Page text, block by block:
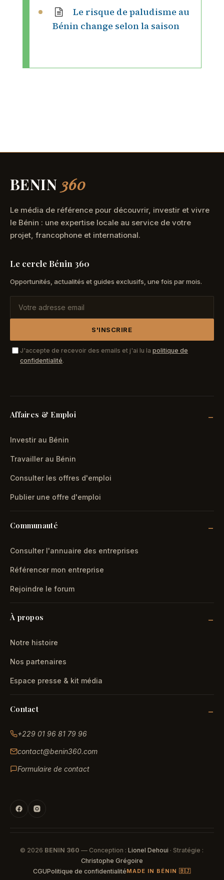
Le risque de paludisme au
Bénin change selon la saison
BENIN 360
Le média de référence pour découvrir, investir et vivre
le Bénin : une expertise locale au service de votre
projet, francophone et international.
Le cercle Bénin 360
Opportunités, actualités et guides exclusifs, une fois par mois.
S'INSCRIRE
J'accepte de recevoir des emails et j'ai lu la politique de
confidentialité.
Affaires & Emploi
Investir au Bénin
Travailler au Bénin
Consulter les offres d'emploi
Publier une offre d'emploi
Communauté
Consulter l'annuaire des entreprises
Référencer mon entreprise
Rejoindre le forum
À propos
Notre histoire
Nos partenaires
Espace presse & kit média
Contact
+229 01 96 81 79 96
contact@benin360.com
Formulaire de contact
© 2026 BENIN 360 — Conception :Lionel Dehoui · Stratégie :
Christophe Grégoire
CGUPolitique de confidentialitéMADE IN BÉNIN 🇧🇯